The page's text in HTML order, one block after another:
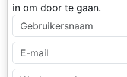
in om door te gaan.